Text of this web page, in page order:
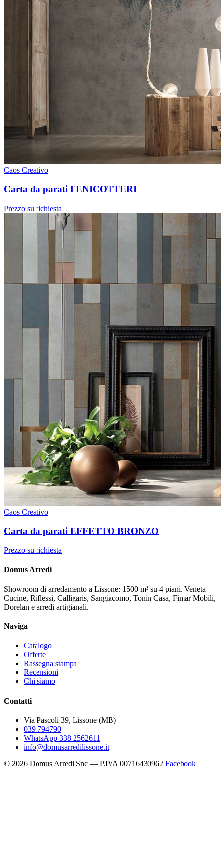
Caos Creativo
Carta da parati FENICOTTERI
Prezzo su richiesta
Caos Creativo
Carta da parati EFFETTO BRONZO
Prezzo su richiesta
Domus Arredi
Showroom di arredamento a Lissone: 1500 m² su 4 piani. Veneta
Cucine, Riflessi, Calligaris, Sangiacomo, Tonin Casa, Fimar Mobili,
Dorelan e arredi artigianali.
Naviga
Catalogo
Offerte
Rassegna stampa
Recensioni
Chi siamo
Contatti
Via Pascoli 39, Lissone (MB)
039 794790
WhatsApp 338 2562611
info@domusarredilissone.it
© 2026 Domus Arredi Snc — P.IVA 00716430962 Facebook